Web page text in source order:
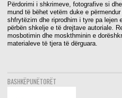
Përdorimi i shkrimeve, fotografive si
mund të bëhet vetëm duke e
shfrytëzim dhe riprodhim i tyre pa lejen
përbën shkelje e të drejtave autoriale.
mosbotimin dhe moskthminin e
materialeve të tjera të dërguara.
BASHKËPUNËTORËT